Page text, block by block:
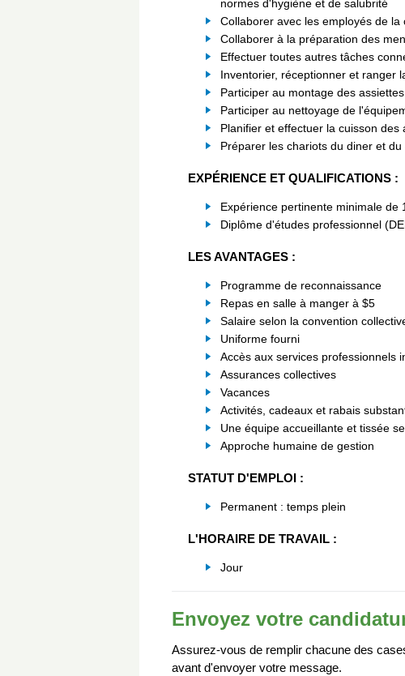
normes d'hygiène et de salubrité
Collaborer avec les employés de
Collaborer à la préparation des
Effectuer toutes autres tâches
Inventorier, réceptionner et ranger
Participer au montage des assiettes
Participer au nettoyage de
Planifier et effectuer la cuisson
Préparer les chariots du diner et
EXPÉRIENCE ET QUALIFICATIONS :
Expérience pertinente minimale de
Diplôme d'études professionnel
LES AVANTAGES :
Programme de reconnaissance
Repas en salle à manger à $5
Salaire selon la convention
Uniforme fourni
Accès aux services professionnels
Assurances collectives
Vacances
Activités, cadeaux et rabais
Une équipe accueillante et tissée
Approche humaine de gestion
STATUT D'EMPLOI :
Permanent : temps plein
L'HORAIRE DE TRAVAIL :
Jour
Envoyez votre
Assurez-vous de remplir chacune des
avant d'envoyer votre message.